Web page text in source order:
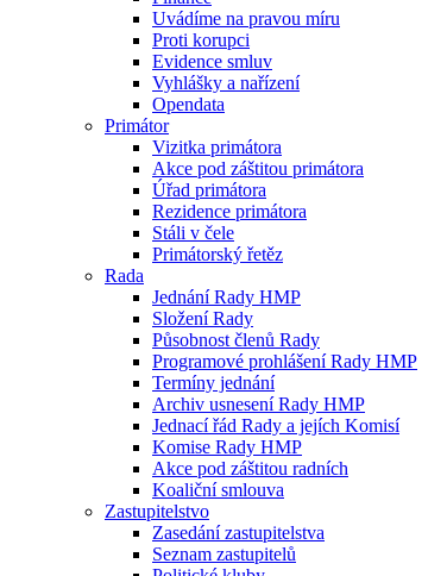
Uvádíme na pravou míru
Proti korupci
Evidence smluv
Vyhlášky a nařízení
Opendata
Primátor
Vizitka primátora
Akce pod záštitou primátora
Úřad primátora
Rezidence primátora
Stáli v čele
Primátorský řetěz
Rada
Jednání Rady HMP
Složení Rady
Působnost členů Rady
Programové prohlášení Rady HMP
Termíny jednání
Archiv usnesení Rady HMP
Jednací řád Rady a jejích Komisí
Komise Rady HMP
Akce pod záštitou radních
Koaliční smlouva
Zastupitelstvo
Zasedání zastupitelstva
Seznam zastupitelů